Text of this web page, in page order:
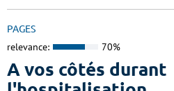
PAGES
relevance: 70%
A vos côtés durant